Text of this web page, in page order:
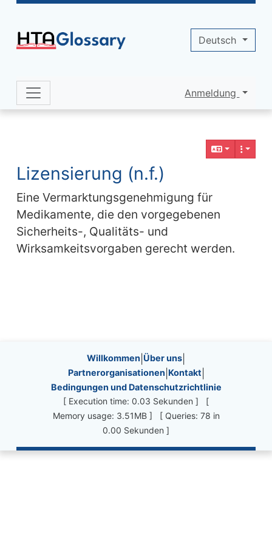
Navigation and related functionality
Lizensierung (n.f.)
Eine Vermarktungsgenehmigung für
Medikamente, die den vorgegebenen
Sicherheits-, Qualitäts- und
Wirksamkeitsvorgaben gerecht werden.
Site information, links, etc.
Willkommen Über uns
Partnerorganisationen Kontakt
Bedingungen und Datenschutzrichtlinie
[ Execution time: 0.03 Sekunden ] [
Memory usage: 3.51MB ] [ Queries: 78 in
0.00 Sekunden ]
Site identity, navigation, etc.
Anmeldung
Deutsch